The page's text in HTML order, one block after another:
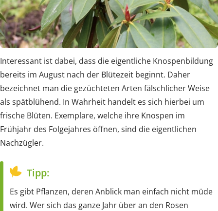
Interessant ist dabei, dass die eigentliche Knospenbildung
bereits im August nach der Blütezeit beginnt. Daher
bezeichnet man die gezüchteten Arten fälschlicher Weise
als spätblühend. In Wahrheit handelt es sich hierbei um
frische Blüten. Exemplare, welche ihre Knospen im
Frühjahr des Folgejahres öffnen, sind die eigentlichen
Nachzügler.
Tipp:
Es gibt Pflanzen, deren Anblick man einfach nicht müde
wird. Wer sich das ganze Jahr über an den Rosen